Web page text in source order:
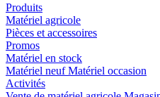
Produits
Matériel agricole
Pièces et accessoires
Promos
Matériel en stock
Matériel neufMatériel occasion
Activités